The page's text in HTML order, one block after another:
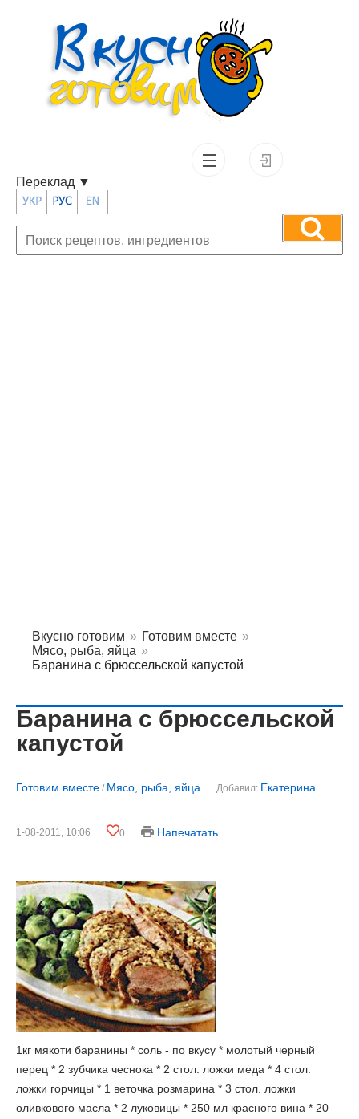
Переклад ▼
Вкусно готовим » Готовим вместе »
Мясо, рыба, яйца »
Баранина с брюссельской капустой
Баранина с брюссельской
капустой
Готовим вместе / Мясо, рыба, яйца Добавил: Екатерина
1-08-2011, 10:06 0 Напечатать
1кг мякоти баранины * соль - по вкусу * молотый черный
перец * 2 зубчика чеснока * 2 стол. ложки меда * 4 стол.
ложки горчицы * 1 веточка розмарина * 3 стол. ложки
оливкового масла * 2 луковицы * 250 мл красного вина * 20